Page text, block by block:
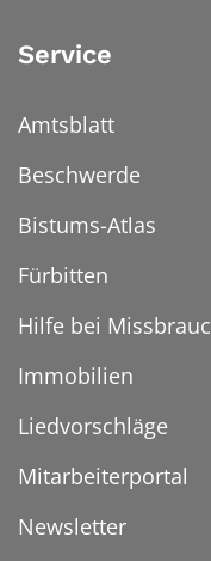
Service
Amtsblatt
Beschwerde
Bistums-Atlas
Fürbitten
Hilfe bei
Immobilien
Liedvorschläge
Mitarbeiterportal
Newsletter